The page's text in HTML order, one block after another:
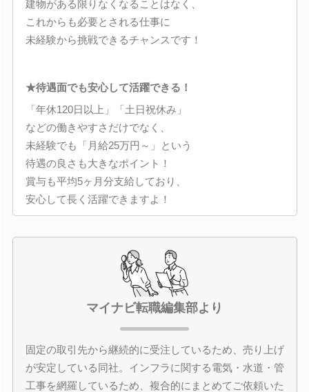
建物がある限りなくなることはなく、
これからも必要とされる仕事に
未経験から挑戦できるチャンスです！
★待遇面でも安心して活躍できる！
「年休120日以上」「土日祝休み」
などの働きやすさだけでなく、
未経験でも「月給25万円～」という
待遇の良さも大きなポイント！
賞与も平均5ヶ月分支給しており、
安心して長く活躍できますよ！
マイナビ転職編集部より
固定の取引先から継続的に受注しているため、売り上げ
が安定している同社。インフラに関する電気・水道・管
工事を網羅しているため、複合的にまとめてご依頼いた